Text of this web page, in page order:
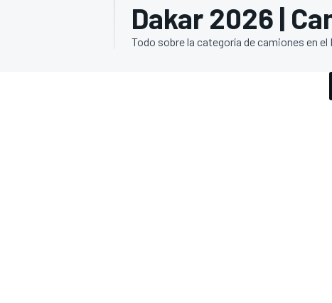
INDYCAR WRC
Dakar 2026 |
Todo sobre la categoría de camiones en el